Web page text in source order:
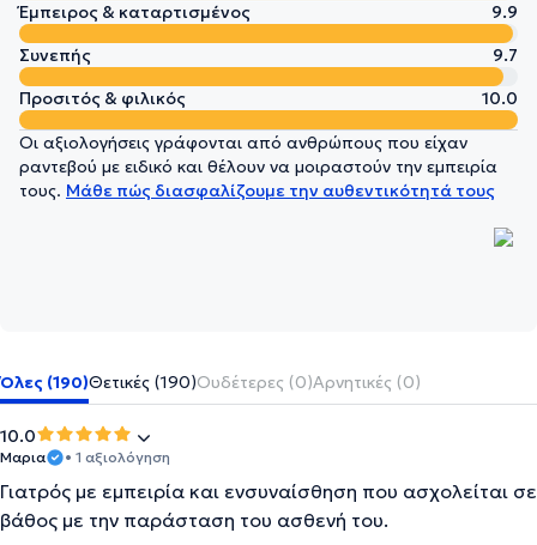
Έμπειρος & καταρτισμένος
9.9
Συνεπής
9.7
Προσιτός & φιλικός
10.0
Οι αξιολογήσεις γράφονται από ανθρώπους που είχαν
ραντεβού με ειδικό και θέλουν να μοιραστούν την εμπειρία
τους. Μάθε πώς διασφαλίζουμε την αυθεντικότητά τους
Όλες (190)Θετικές (190)Ουδέτερες (0)Αρνητικές (0)
10.0
Μαρια • 1 αξιολόγηση
Γιατρός με εμπειρία και ενσυναίσθηση που ασχολείται σε
βάθος με την παράσταση του ασθενή του.